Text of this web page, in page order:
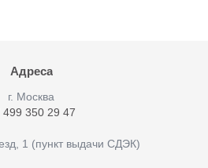
Адреса
г. Москва
499 350 29 47
1 (пункт выдачи СДЭК)